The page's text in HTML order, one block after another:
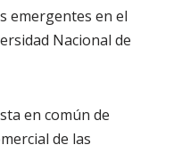
emergentes en el
Nacional de
en común de
de las